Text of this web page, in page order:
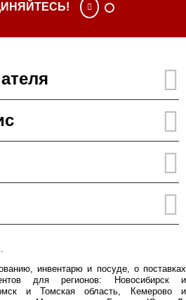
инвентарю и посуде, о поставках
для регионов: Новосибирск и
и Томская область, Кемерово и